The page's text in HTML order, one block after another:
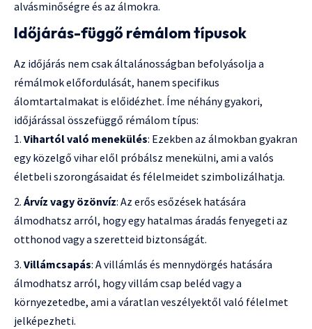
alvásminőségre és az álmokra.
Időjárás-függő rémálom típusok
Az időjárás nem csak általánosságban befolyásolja a
rémálmok előfordulását, hanem specifikus
álomtartalmakat is előidézhet. Íme néhány gyakori,
időjárással összefüggő rémálom típus:
Vihartól való menekülés: Ezekben az álmokban gyakran
egy közelgő vihar elől próbálsz menekülni, ami a valós
életbeli szorongásaidat és félelmeidet szimbolizálhatja.
Árvíz vagy özönvíz: Az erős esőzések hatására
álmodhatsz arról, hogy egy hatalmas áradás fenyegeti az
otthonod vagy a szeretteid biztonságát.
Villámcsapás: A villámlás és mennydörgés hatására
álmodhatsz arról, hogy villám csap beléd vagy a
környezetedbe, ami a váratlan veszélyektől való félelmet
jelképezheti.